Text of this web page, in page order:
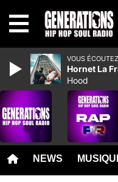
NEWS
VOUS
Hornet La
Hood